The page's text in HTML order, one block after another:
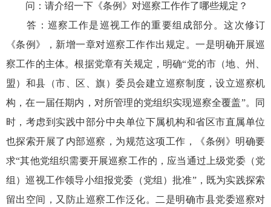
问：请介绍一下《条例》对巡察工作作了哪些规定？
答：巡察工作是巡视工作的重要组成部分。这次修订
《条例》，新增一章对巡察工作作出规定。一是明确开展巡
察工作的主体。根据党章有关规定，明确“党的市（地、州、
盟）和县（市、区、旗）委员会建立巡察制度，设立巡察机
构，在一届任期内，对所管理的党组织实现巡察全覆盖”。同
时，考虑到实践中部分中央单位下属机构和省区市直属单位
也探索开展了内部巡察，为规范这项工作，《条例》明确要
求“其他党组织需要开展巡察工作的，应当通过上级党委（党
组）巡视工作领导小组报党委（党组）批准”，既为实践探索
留出空间，又防止巡察工作泛化。二是明确市县党委巡察对